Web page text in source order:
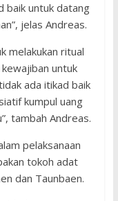
baik untuk datang
jelas Andreas.
melakukan ritual
untuk
ada itikad baik
kumpul uang
tambah Andreas.
pelaksanaan
tokoh adat
dan Taunbaen.